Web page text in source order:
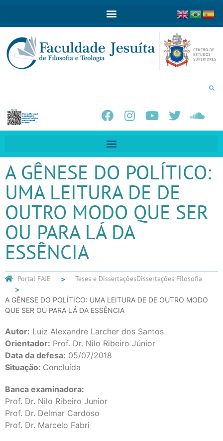
A GÊNESE DO POLÍTICO:
UMA LEITURA DE DE
OUTRO MODO QUE SER
OU PARA LÁ DA
ESSÊNCIA
Portal FAJE Teses e DissertaçõesDissertações Filosofia
A GÊNESE DO POLÍTICO: UMA LEITURA DE DE OUTRO MODO
QUE SER OU PARA LÁ DA ESSÊNCIA
Autor: Luiz Alexandre Larcher dos Santos
Orientador: Prof. Dr. Nilo Ribeiro Júnior
Data da defesa: 05/07/2018
Situação: Concluída
Banca examinadora:
Prof. Dr. Nilo Ribeiro Junior
Prof. Dr. Delmar Cardoso
Prof. Dr. Marcelo Fabri